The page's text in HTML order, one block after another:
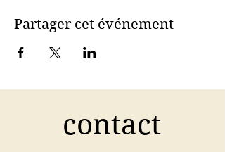
Partager cet événement
contact